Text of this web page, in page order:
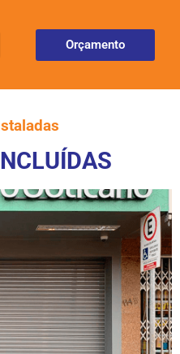
Orçamento